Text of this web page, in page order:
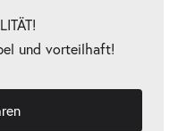
und vorteilhaft!